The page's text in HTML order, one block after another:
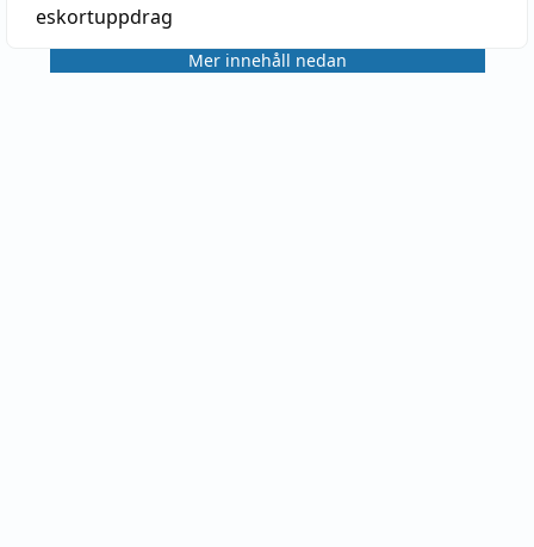
eskortuppdrag
Mer innehåll nedan